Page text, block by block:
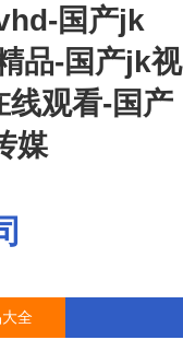
国产jk
品-国产jk视
观看-国产
媒
全